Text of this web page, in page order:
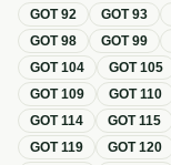
GOT92 GOT93
GOT98 GOT99
GOT104 GOT105
GOT109 GOT110
GOT114 GOT115
GOT119 GOT120